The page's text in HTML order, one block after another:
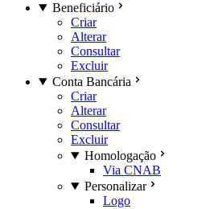
Beneficiário
Criar
Alterar
Consultar
Excluir
Conta Bancária
Criar
Alterar
Consultar
Excluir
Homologação
Via CNAB
Personalizar
Logo